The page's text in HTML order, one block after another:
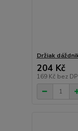
Držiak
204 Kč
169 Kč bez